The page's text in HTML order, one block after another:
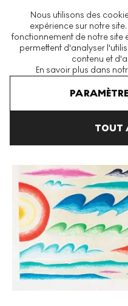
Nous utilisons des
expérience sur notre
fonctionnement de notre site
permettent d'analyser
contenu et
En savoir plus dans
TOUT
La plus grande plateforme
modernes
Piero Dorazio